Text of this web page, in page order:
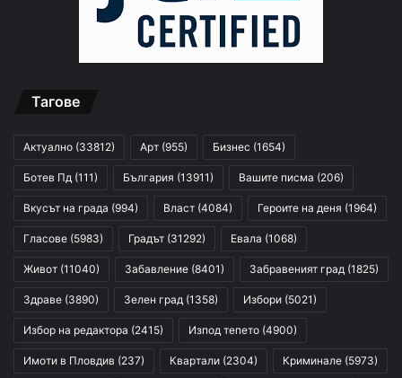
Тагове
Актуално (33812) Арт (955) Бизнес (1654)
Ботев Пд (111) България (13911) Вашите писма (206)
Вкусът на града (994) Власт (4084) Героите на деня (1964)
Гласове (5983) Градът (31292) Евала (1068)
Живот (11040) Забавление (8401) Забравеният град (1825)
Здраве (3890) Зелен град (1358) Избори (5021)
Избор на редактора (2415) Изпод тепето (4900)
Имоти в Пловдив (237) Квартали (2304) Криминале (5973)